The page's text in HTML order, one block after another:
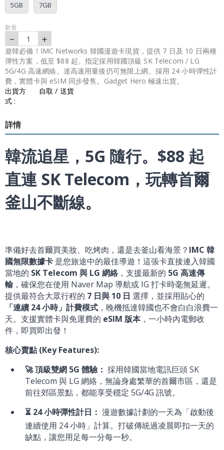
5GB 7GB
數量
－ 1 ＋
遊韓必備！IMC Networks 韓國漫遊卡現貨，提供 7 日及 10 日兩種
彈性方案，低至 $88 起。指定採用韓國頂級 SK Telecom / LG
5G/4G 高速網絡。達高速用量後仍可無限上網。採用 24 小時彈性計
費，實體卡與 eSIM 同步發售。Gadget Hero 極速出貨。
出貨方
式 :
自取 / 送貨
詳情
韓流追星，5G 隨行。$88 起
直連 SK Telecom，玩轉首爾
釜山不斷線。
準備好去首爾買美妝、吃烤肉，還是去釜山看海景？ IMC 韓
國無限數據卡 是您旅途中的最佳導遊！這張卡直接連入韓國
當地的 SK Telecom 與 LG 網絡 ，支援最新的 5G 高速傳
輸 ，確保您在使用 Naver Map 導航或 IG 打卡時毫無延遲。
提供最符合大眾行程的 7 日與 10 日 選擇，並採用貼心的
「連續 24 小時」計費模式 ，晚機抵達韓國也不會白白浪費一
天。支援實體卡與免運費的 eSIM 版本，一小時內電郵收
件，即買即出發！
核心賣點 (Key Features):
🚀 頂級雙網 5G 體驗： 採用韓國當地電訊巨頭 SK
Telecom 與 LG 網絡，無論身處繁華的首爾市區，還是
前往郊區景點，都能享受穩定 5G/4G 訊號。
⏳ 24 小時彈性計日： 漫遊數據計劃的一天為「啟動後
連續使用 24 小時」計算。打破傳統過凌晨即扣一天的
缺點，讓您用足每一分每一秒。